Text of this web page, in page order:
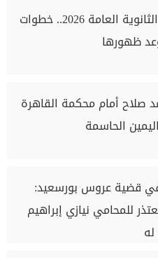
نتيجة تظلمات الثانوية العامة 2026.. خطوات
ظهورها
صلاح أمام محكمة القاهرة
الحاسمة
قضية عروس بورسعيد:
للمحامي نيازي إبراهيم